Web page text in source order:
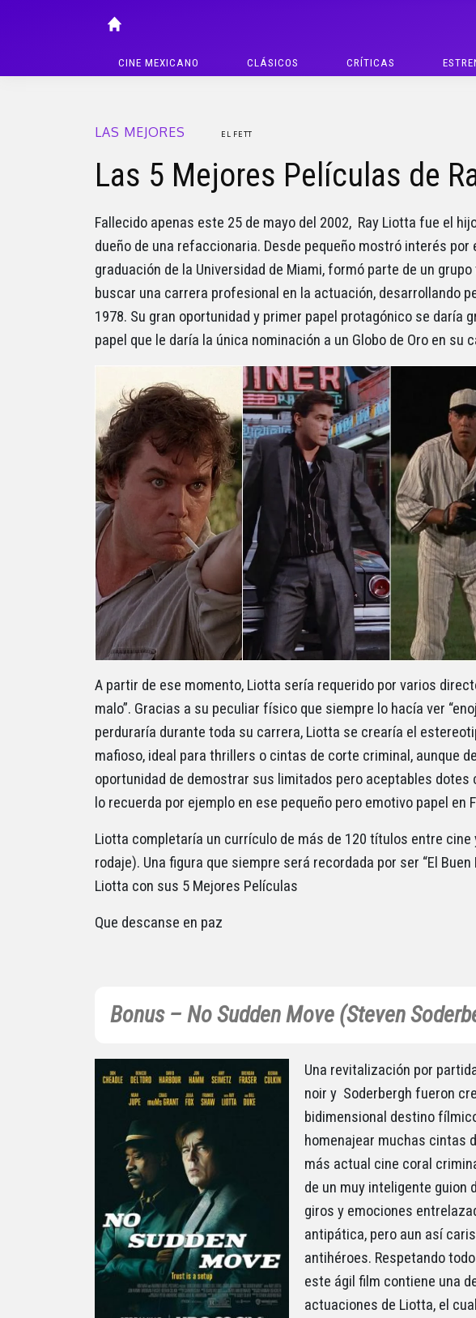
CINE MEXICANO CLÁSICOS CRÍTICAS
LAS MEJORES EL FETT
Las 5 Mejores Películas de
Fallecido apenas este 25 de mayo del 2002, Ray Liotta fue el
dueño de una refaccionaria. Desde pequeño mostró interés
graduación de la Universidad de Miami, formó parte de un
buscar una carrera profesional en la actuación, desarrollando
1978. Su gran oportunidad y primer papel protagónico se daría
papel que le daría la única nominación a un Globo de Oro en su
A partir de ese momento, Liotta sería requerido por varios
malo”. Gracias a su peculiar físico que siempre lo hacía ver
perduraría durante toda su carrera, Liotta se crearía el
mafioso, ideal para thrillers o cintas de corte criminal, aunque
oportunidad de demostrar sus limitados pero aceptables
lo recuerda por ejemplo en ese pequeño pero emotivo papel en
Liotta completaría un currículo de más de 120 títulos entre
rodaje). Una figura que siempre será recordada por ser “El
Liotta con sus 5 Mejores Películas
Que descanse en paz
Bonus – No Sudden Move (Steven
Una revitalización por
noir y Soderbergh fueron
bidimensional destino
homenajear muchas cintas
más actual cine coral
de un muy inteligente guion
giros y emociones
antipática, pero aun así
antihéroes. Respetando
este ágil film contiene una
actuaciones de Liotta, el